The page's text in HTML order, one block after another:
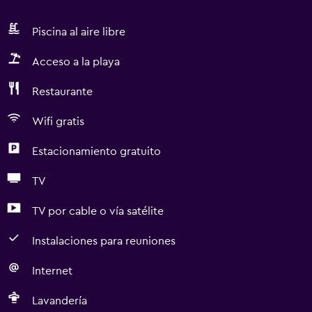
Piscina al aire libre
Acceso a la playa
Restaurante
Wifi gratis
Estacionamiento gratuito
TV
TV por cable o vía satélite
Instalaciones para reuniones
Internet
Lavandería